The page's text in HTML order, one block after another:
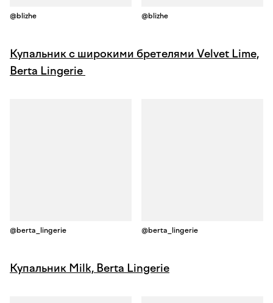
@blizhe @blizhe
Купальник с широкими бретелями Velvet Lime,
Berta Lingerie
@berta_lingerie @berta_lingerie
Купальник Milk, Berta Lingerie